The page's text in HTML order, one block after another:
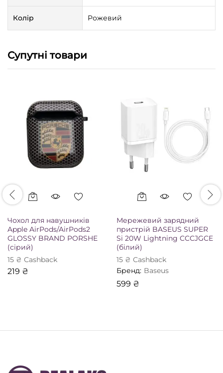
Колір Рожевий
Супутні товари
Чохол для навушників
Apple AirPods/AirPods2
GLOSSY BRAND PORSHE
(сірий)
15 ₴ Сashback
219 ₴
Мережевий зарядний
пристрій BASEUS SUPER
Si 20W Lightning CCCJGCE
(білий)
15 ₴ Сashback
Бренд: Baseus
599 ₴